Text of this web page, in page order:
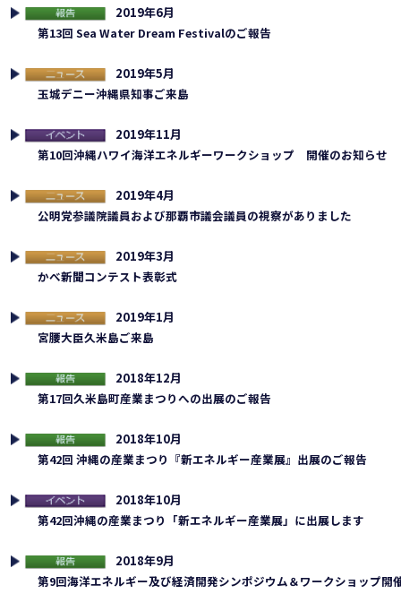
告
2019年6月
第13回 Sea Water Dream Festivalのご報告
ュース
2019年5月
玉城デニー沖縄県知事ご来島
連イベント
2019年11月
第10回沖縄ハワイ海洋エネルギーワークショップ 開催のお知らせ
ュース
2019年4月
公明党参議院議員および那覇市議会議員の視察がありました
ュース
2019年3月
かべ新聞コンテスト表彰式
ュース
2019年1月
宮腰大臣久米島ご来島
告
2018年12月
第17回久米島町産業まつりへの出展のご報告
告
2018年10月
第42回 沖縄の産業まつり『新エネルギー産業展』出展のご報告
連イベント
2018年10月
第42回沖縄の産業まつり「新エネルギー産業展」に出展します
告
2018年9月
第9回海洋エネルギー及び経済開発シンポジウム＆ワークショップ開